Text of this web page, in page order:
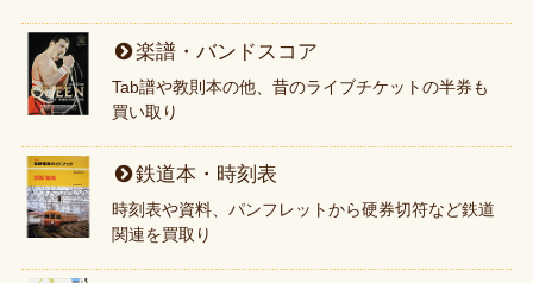
楽譜・バンドスコア
Tab譜や教則本の他、昔のライブチケットの半券も
買い取り
鉄道本・時刻表
時刻表や資料、パンフレットから硬券切符など鉄道
関連を買取り